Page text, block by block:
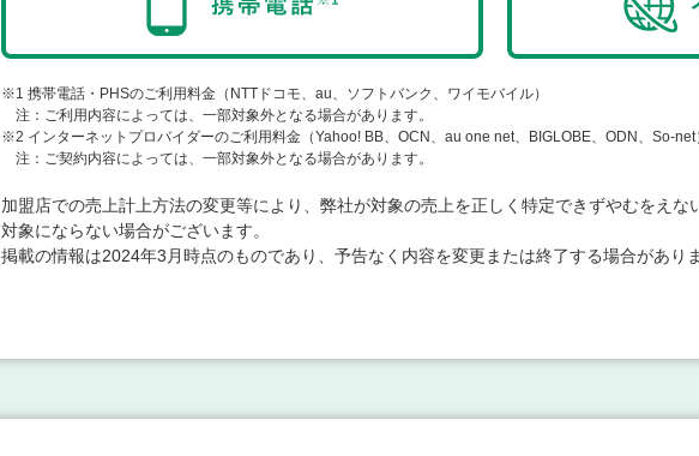
※1 携帯電話・PHSのご利用料金（NTTドコモ、au、ソフトバンク、ワイモバイル）
注：ご利用内容によっては、一部対象外となる場合があります。
※2 インターネットプロバイダーのご利用料金（Yahoo! BB、OCN、au one net、BIGLOBE、ODN、So-net
注：ご契約内容によっては、一部対象外となる場合があります。
加盟店での売上計上方法の変更等により、弊社が対象の売上を正しく特定できずやむをえ
対象にならない場合がございます。
掲載の情報は2024年3月時点のものであり、予告なく内容を変更または終了する場合がありま